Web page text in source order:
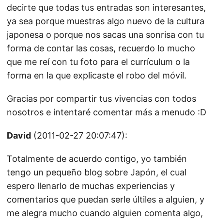
decirte que todas tus entradas son interesantes,
ya sea porque muestras algo nuevo de la cultura
japonesa o porque nos sacas una sonrisa con tu
forma de contar las cosas, recuerdo lo mucho
que me reí con tu foto para el currículum o la
forma en la que explicaste el robo del móvil.
Gracias por compartir tus vivencias con todos
nosotros e intentaré comentar más a menudo :D
David (2011-02-27 20:07:47):
Totalmente de acuerdo contigo, yo también
tengo un pequeño blog sobre Japón, el cual
espero llenarlo de muchas experiencias y
comentarios que puedan serle últiles a alguien, y
me alegra mucho cuando alguien comenta algo,